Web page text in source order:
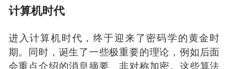
（恩尼格玛密码机）